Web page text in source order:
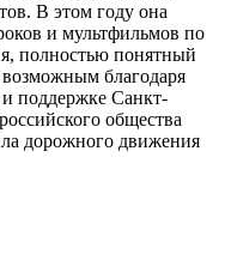
В этом году она
и мультфильмов по
полностью понятный
благодаря
поддержке Санкт-
общества
дорожного движения